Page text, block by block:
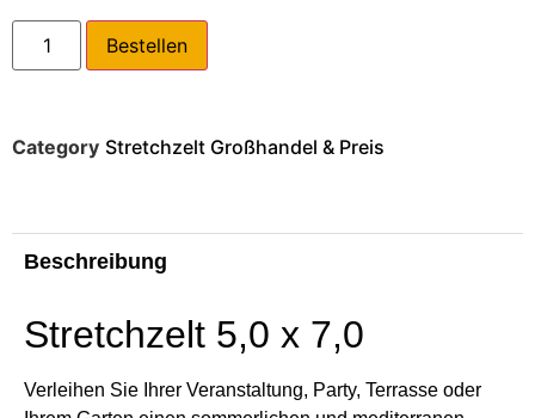
Bestellen
Category Stretchzelt Großhandel & Preis
Beschreibung
Stretchzelt 5,0 x 7,0
Verleihen Sie Ihrer Veranstaltung, Party, Terrasse oder